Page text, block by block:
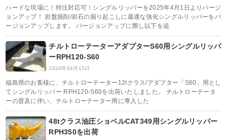
ハードな現場に！特注対応可！シングルリッパーを2025年4月1日よりバージ
ョンアップ！ 岩盤掘削/岩石の掘り起こしに最適な強化シングルリッパーをバ
ージョンアップします。 バージョンアップに際し以下を追
チルトローテーターアダプターS60用シングルリッパ
ーRPH120-S60
2024年04月15日
福島県のお客様に、チルトローテーター12tクラス/アダプター「S60」用とし
てシングルリッパー RPH120-S60を出荷いたしました。 チルトローテータ
ーの普及に伴い、チルトローテーター用に導入した
48tクラス油圧ショベルCAT349用シングルリッパー
RPH350を出荷